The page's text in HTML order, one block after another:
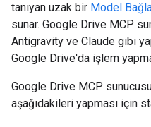
tanıyan uzak bir Model
sunar. Google Drive MCP
Antigravity ve Claude gibi
Google Drive'da işlem
Google Drive MCP
aşağıdakileri yapması için